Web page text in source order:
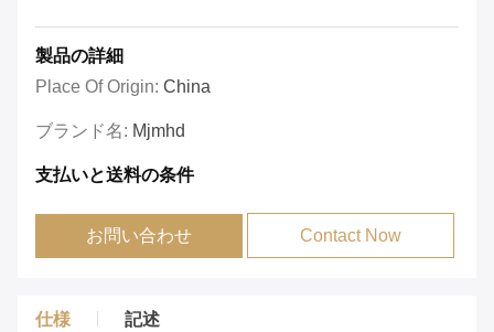
製品の詳細
Place Of Origin: China
ブランド名: Mjmhd
支払いと送料の条件
お問い合わせ Contact Now
仕様 記述